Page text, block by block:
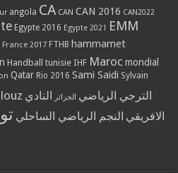
angola CA CAN CAN 2016 CAN2022
Egypte 2016 Egypte 2021 EMM
France 2017 FTHB hammamet
Handball tunisie IHF Maroc mondial
Qatar Rio 2016 Sami Saidi Sylvain
الترجي الرياضي الجزائر النادي
الافريقي النجم الرياضي الساحلي